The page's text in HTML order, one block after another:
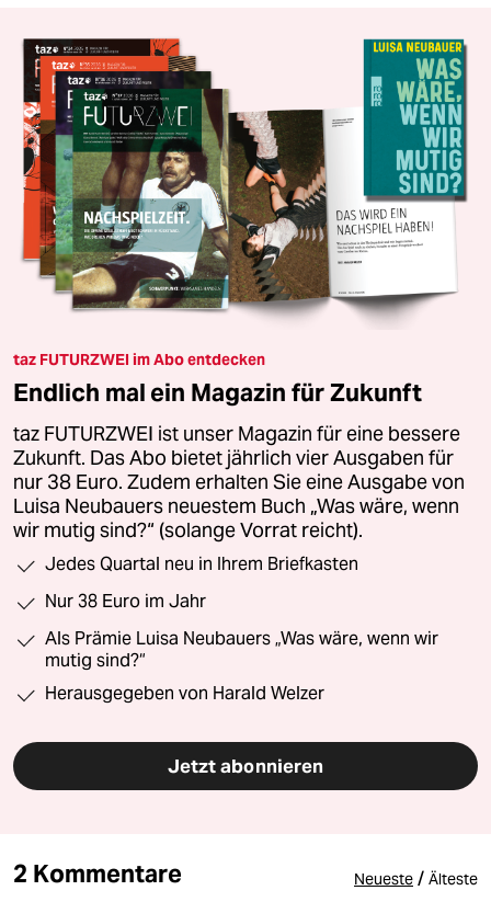
taz FUTURZWEI im Abo entdecken
Endlich mal ein Magazin für Zukunft
taz FUTURZWEI ist unser Magazin für eine bessere
Zukunft. Das Abo bietet jährlich vier Ausgaben für
nur 38 Euro. Zudem erhalten Sie eine Ausgabe von
Luisa Neubauers neuestem Buch „Was wäre, wenn
wir mutig sind?“ (solange Vorrat reicht).
Jedes Quartal neu in Ihrem Briefkasten
Nur 38 Euro im Jahr
Als Prämie Luisa Neubauers „Was wäre, wenn wir
mutig sind?“
Herausgegeben von Harald Welzer
Jetzt abonnieren
2 Kommentare Neueste / Älteste